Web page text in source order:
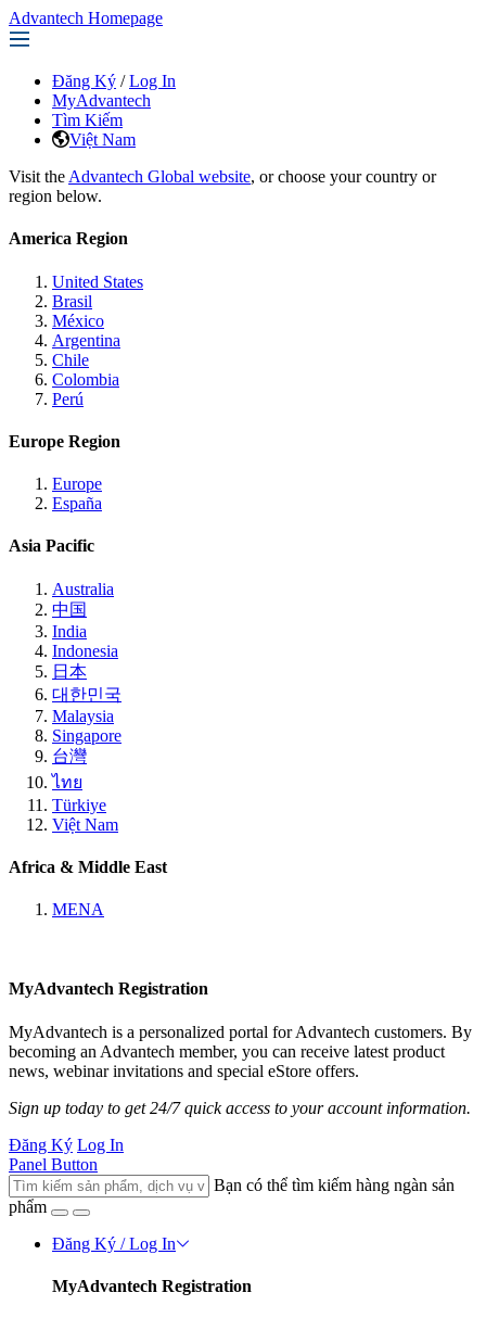
Advantech Homepage
Đăng Ký / Log In
MyAdvantech
Tìm Kiếm
Việt Nam
Visit the Advantech Global website, or choose your country or
region below.
America Region
United States
Brasil
México
Argentina
Chile
Colombia
Perú
Europe Region
Europe
España
Asia Pacific
Australia
中国
India
Indonesia
日本
대한민국
Malaysia
Singapore
台灣
ไทย
Türkiye
Việt Nam
Africa & Middle East
MENA
MyAdvantech Registration
MyAdvantech is a personalized portal for Advantech customers. By
becoming an Advantech member, you can receive latest product
news, webinar invitations and special eStore offers.
Sign up today to get 24/7 quick access to your account information.
Đăng Ký Log In
Panel Button
Bạn có thể tìm kiếm hàng ngàn sản
phẩm
Đăng Ký / Log In
MyAdvantech Registration